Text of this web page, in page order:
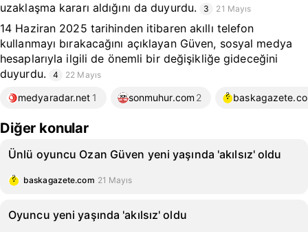
uzaklaşma kararı aldığını da duyurdu.
3 21 Mayıs
14 Haziran 2025 tarihinden itibaren akıllı telefon
kullanmayı bırakacağını açıklayan Güven, sosyal medya
hesaplarıyla ilgili de önemli bir değişikliğe gideceğini
duyurdu.
4 22 Mayıs
medyaradar.net 1 sonmuhur.com 2
Diğer konular
Ünlü oyuncu Ozan Güven yeni yaşında 'akılsız' oldu
baskagazete.com 21 Mayıs
Oyuncu yeni yaşında 'akılsız' oldu